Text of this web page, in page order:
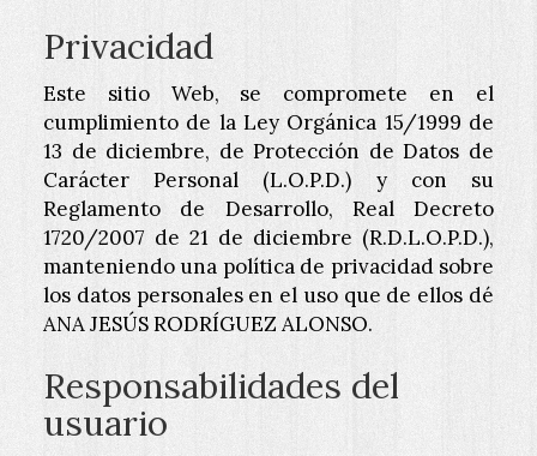
Privacidad
Este sitio Web, se compromete en el
cumplimiento de la Ley Orgánica 15/1999 de
13 de diciembre, de Protección de Datos de
Carácter Personal (L.O.P.D.) y con su
Reglamento de Desarrollo, Real Decreto
1720/2007 de 21 de diciembre (R.D.L.O.P.D.),
manteniendo una política de privacidad sobre
los datos personales en el uso que de ellos dé
ANA JESÚS RODRÍGUEZ ALONSO.
Responsabilidades del
usuario